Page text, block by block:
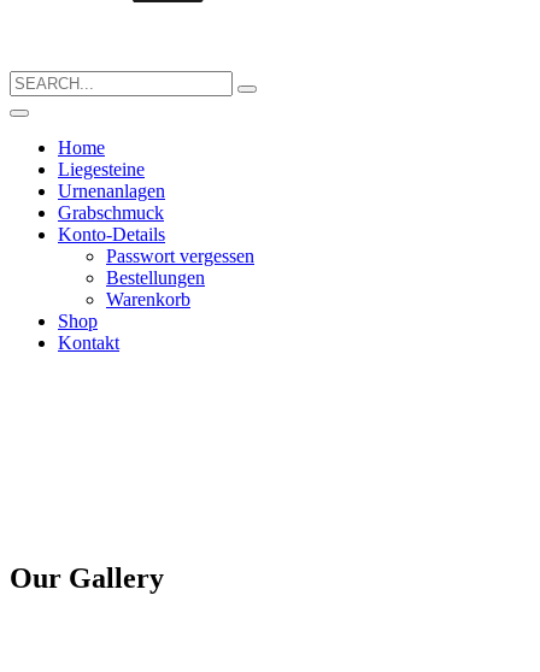
Search
for:
Home
Liegesteine
Urnenanlagen
Grabschmuck
Konto-Details
Passwort vergessen
Bestellungen
Warenkorb
Shop
Kontakt
Our Gallery